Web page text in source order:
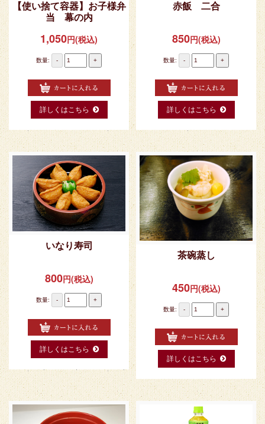
【使い捨て容器】お子様弁
当 幕の内
1,050円(税込)
数量: - +
詳しくはこちら
赤飯 二合
850円(税込)
数量: - +
詳しくはこちら
いなり寿司
800円(税込)
数量: - +
詳しくはこちら
茶碗蒸し
450円(税込)
数量: - +
詳しくはこちら